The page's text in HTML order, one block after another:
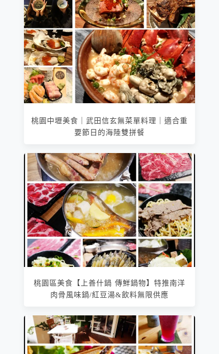
桃園中壢美食｜武田信玄無菜單料理｜適合重
要節日的海陸雙拼餐
桃園區美食【上善什鍋 傳鮮鍋物】特推南洋
肉骨風味鍋/紅豆湯&飲料無限供應